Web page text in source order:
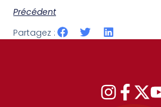
Précédent
Partagez :